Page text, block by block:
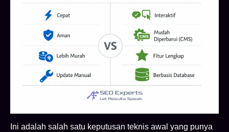
Ini adalah salah satu keputusan teknis awal yang punya